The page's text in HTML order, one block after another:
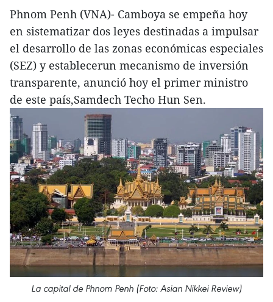
Phnom Penh (VNA)- Camboya se empeña hoy
en sistematizar dos leyes destinadas a impulsar
el desarrollo de las zonas económicas especiales
(SEZ) y establecerun mecanismo de inversión
transparente, anunció hoy el primer ministro
de este país,Samdech Techo Hun Sen.
La capital de Phnom Penh (Foto: Asian Nikkei Review)